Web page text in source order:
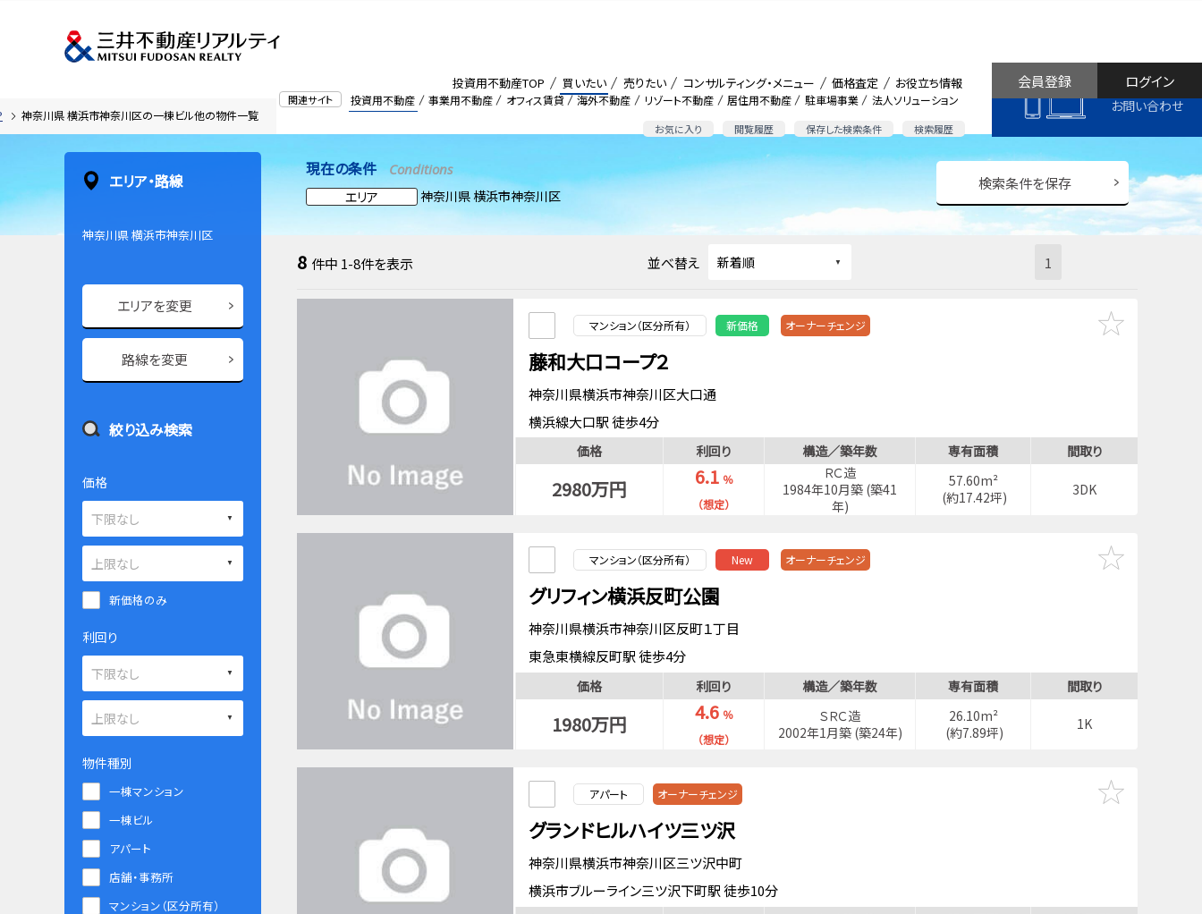
関連サイト 投資用不動産 事業用不動産 オフィス賃貸 海外不動産 リゾート不動産 居住用不動産 駐車場事業 法人ソリューション
お気に入り 閲覧履歴 保存した検索条件 検索履歴
投資用不動産TOP 買いたい 売りたい コンサルティング・メニュー 価格査定 お役立ち情報
お問い合わせ
ログイン
会員登録
神奈川県 横浜市神奈川区の一棟ビル他の物件一覧
現在の条件 Conditions
エリア
神奈川県 横浜市神奈川区
検索条件を保存
8 件中 1-8件を表示 並べ替え 1
マンション（区分所有） 新価格 オーナーチェンジ
藤和大口コープ２
神奈川県横浜市神奈川区大口通
横浜線大口駅 徒歩4分
京急本線京急新子安駅 徒歩11分
京急本線子安駅 徒歩7分
価格 利回り 構造／築年数 専有面積 間取り
2980万円 6.1 ％
（想定）
ＲＣ造
1984年10月築 (築41
年)
57.60m²
(約17.42坪)
3DK
マンション（区分所有） New オーナーチェンジ
グリフィン横浜反町公園
神奈川県横浜市神奈川区反町１丁目
東急東横線反町駅 徒歩4分
京浜東北・根岸線東神奈川駅 徒歩9分
価格 利回り 構造／築年数 専有面積 間取り
1980万円 4.6 ％
（想定）
ＳＲＣ造
2002年1月築 (築24年)
26.10m²
(約7.89坪)
1K
アパート オーナーチェンジ
グランドヒルハイツ三ツ沢
神奈川県横浜市神奈川区三ツ沢中町
横浜市ブルーライン三ツ沢下町駅 徒歩10分
エリア・路線
神奈川県 横浜市神奈川区
エリアを変更
路線を変更
絞り込み検索
価格
新価格のみ
利回り
物件種別
一棟マンション
一棟ビル
アパート
店舗・事務所
マンション（区分所有）